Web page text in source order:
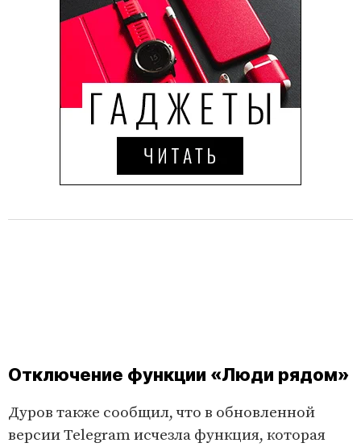
Отключение функции «Люди рядом»
Дуров также сообщил, что в обновленной
версии Telegram исчезла функция, которая